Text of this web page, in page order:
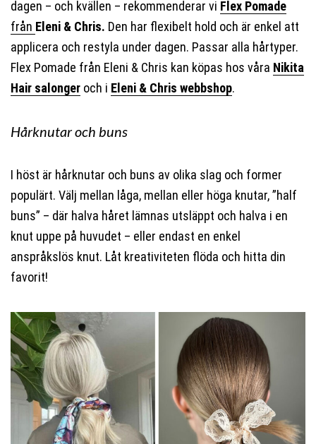
dagen – och kvällen – rekommenderar vi Flex Pomade
från Eleni & Chris. Den har flexibelt hold och är enkel att
applicera och restyla under dagen. Passar alla hårtyper.
Flex Pomade från Eleni & Chris kan köpas hos våra Nikita
Hair salonger och i Eleni & Chris webbshop.
Hårknutar och buns
I höst är hårknutar och buns av olika slag och former
populärt. Välj mellan låga, mellan eller höga knutar, ”half
buns” – där halva håret lämnas utsläppt och halva i en
knut uppe på huvudet – eller endast en enkel
anspråkslös knut. Låt kreativiteten flöda och hitta din
favorit!